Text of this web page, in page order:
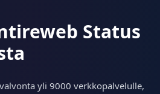
Status
yli 9000 verkkopalvelulle,